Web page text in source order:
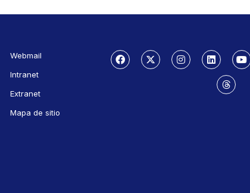
Webmail
Intranet
Extranet
Mapa de sitio